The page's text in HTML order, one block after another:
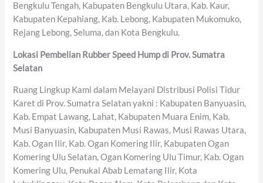
Bengkulu Tengah, Kabupaten Bengkulu Utara, Kab. Kaur,
Kabupaten Kepahiang, Kab. Lebong, Kabupaten Mukomuko,
Rejang Lebong, Seluma, dan Kota Bengkulu.
Lokasi Pembelian Rubber Speed Hump di Prov. Sumatra
Selatan
Ruang Lingkup Kami dalam Melayani Distribusi Polisi Tidur
Karet di Prov. Sumatra Selatan yakni : Kabupaten Banyuasin,
Kab. Empat Lawang, Lahat, Kabupaten Muara Enim, Kab.
Musi Banyuasin, Kabupaten Musi Rawas, Musi Rawas Utara,
Kab. Ogan Ilir, Kab. Ogan Komering Ilir, Kabupaten Ogan
Komering Ulu Selatan, Ogan Komering Ulu Timur, Kab. Ogan
Komering Ulu, Penukal Abab Lematang Ilir, Kota